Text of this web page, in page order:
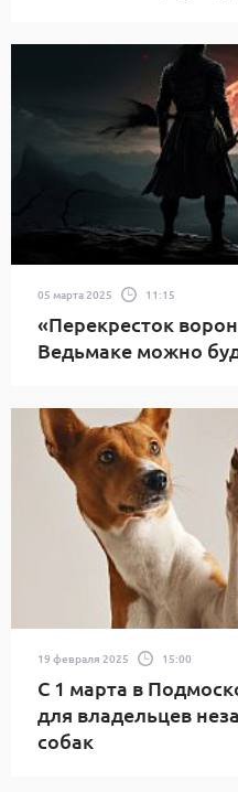
05 марта 2025 11:15
«Перекресток
Ведьмаке можно
19 февраля 2025 15:00
С 1 марта в
для владельцев
собак